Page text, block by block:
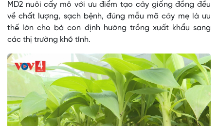
MD2 nuôi cấy mô với ưu điểm tạo cây giống đồng đều
về chất lượng, sạch bệnh, đúng mẫu mã cây mẹ là ưu
thế lớn cho bà con định hướng trồng xuất khẩu sang
các thị trường khó tính.